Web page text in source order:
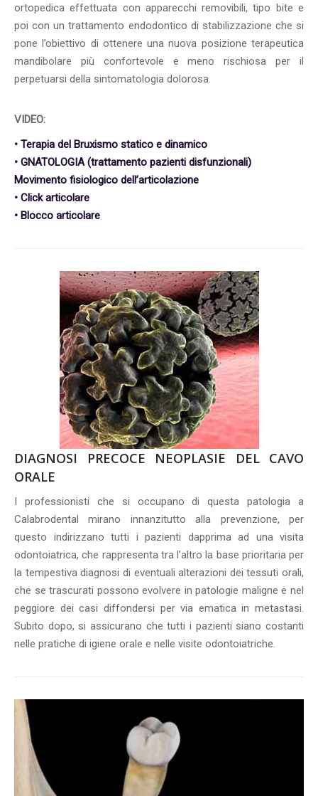
ortopedica effettuata con apparecchi removibili, tipo bite e
poi con un trattamento endodontico di stabilizzazione che si
pone l’obiettivo di ottenere una nuova posizione terapeutica
mandibolare più confortevole e meno rischiosa per il
perpetuarsi della sintomatologia dolorosa.
VIDEO:
• Terapia del Bruxismo statico e dinamico
• GNATOLOGIA (trattamento pazienti disfunzionali)
Movimento fisiologico dell’articolazione
• Click articolare
• Blocco articolare
DIAGNOSI PRECOCE NEOPLASIE DEL CAVO
ORALE
I professionisti che si occupano di questa patologia a
Calabrodental mirano innanzitutto alla prevenzione, per
questo indirizzano tutti i pazienti dapprima ad una visita
odontoiatrica, che rappresenta tra l’altro la base prioritaria per
la tempestiva diagnosi di eventuali alterazioni dei tessuti orali,
che se trascurati possono evolvere in patologie maligne e nel
peggiore dei casi diffondersi per via ematica in metastasi.
Subito dopo, si assicurano che tutti i pazienti siano costanti
nelle pratiche di igiene orale e nelle visite odontoiatriche.